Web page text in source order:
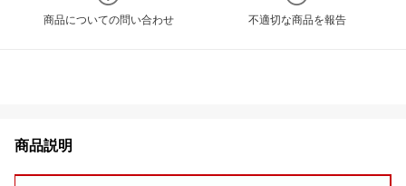
商品についての問い合わせ 不適切な商品を報告
商品説明